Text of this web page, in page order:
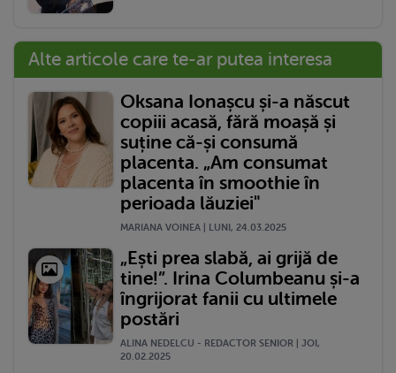
Alte articole care te-ar putea interesa
Oksana Ionașcu și-a născut
copiii acasă, fără moașă și
suține că-și consumă
placenta. „Am consumat
placenta în smoothie în
perioada lăuziei"
MARIANA VOINEA | LUNI, 24.03.2025
„Ești prea slabă, ai grijă de
tine!”. Irina Columbeanu și-a
îngrijorat fanii cu ultimele
postări
ALINA NEDELCU - REDACTOR SENIOR | JOI,
20.02.2025